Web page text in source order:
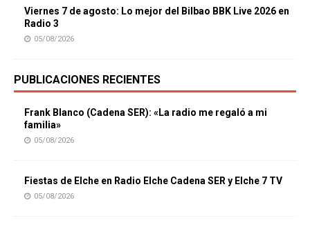
Viernes 7 de agosto: Lo mejor del Bilbao BBK Live 2026 en
Radio 3
05/08/2026
PUBLICACIONES RECIENTES
Frank Blanco (Cadena SER): «La radio me regaló a mi
familia»
05/08/2026
Fiestas de Elche en Radio Elche Cadena SER y Elche 7 TV
05/08/2026